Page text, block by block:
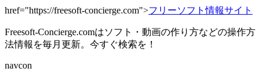
href="https://freesoft-concierge.com">フリーソフト情報サイト
Freesoft-Concierge.comはソフト・動画の作り方などの操作方
法情報を毎月更新。今すぐ検索を！
navcon